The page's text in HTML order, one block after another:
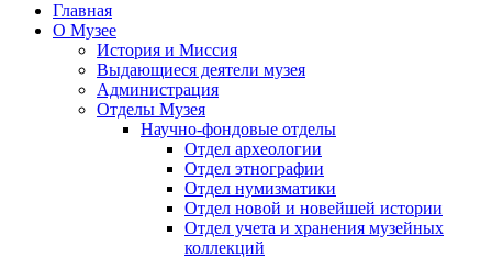
Главная
О Музее
История и Миссия
Выдающиеся деятели музея
Администрация
Отделы Музея
Научно-фондовые отделы
Отдел археологии
Отдел этнографии
Отдел нумизматики
Отдел новой и новейшей истории
Отдел учета и хранения музейных
коллекций